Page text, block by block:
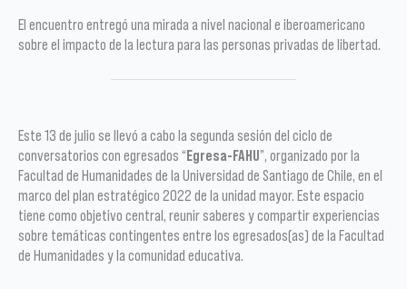
El encuentro entregó una mirada a nivel nacional e iberoamericano
sobre el impacto de la lectura para las personas privadas de libertad.
Este 13 de julio se llevó a cabo la segunda sesión del ciclo de
conversatorios con egresados “Egresa-FAHU”, organizado por la
Facultad de Humanidades de la Universidad de Santiago de Chile, en el
marco del plan estratégico 2022 de la unidad mayor. Este espacio
tiene como objetivo central, reunir saberes y compartir experiencias
sobre temáticas contingentes entre los egresados(as) de la Facultad
de Humanidades y la comunidad educativa.